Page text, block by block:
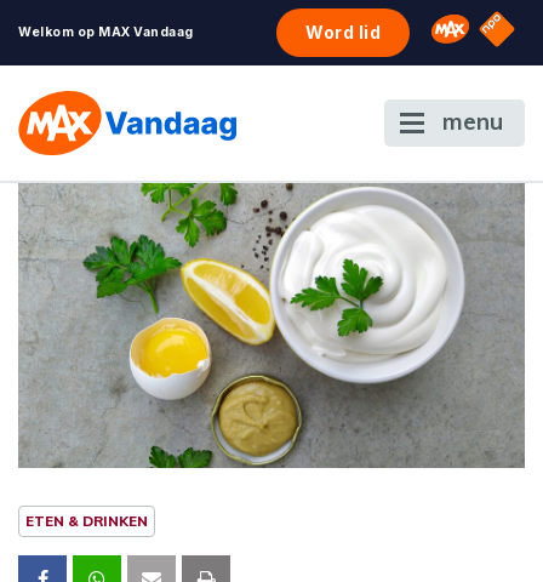
Welkom op MAX Vandaag Word lid Omroep
NPO
menu
ETEN & DRINKEN